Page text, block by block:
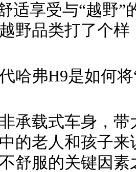
适享受与“越野
野品类打了个
哈弗H9是如何
承载式车身，
的老人和孩子
舒服的关键因